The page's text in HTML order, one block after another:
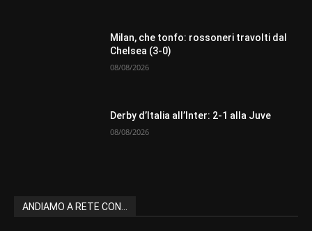
Milan, che tonfo: rossoneri travolti dal
Chelsea (3-0)
08/08/2026
Derby d’Italia all’Inter: 2-1 alla Juve
08/08/2026
ANDIAMO A RETE CON...